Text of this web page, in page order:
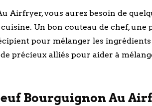
Airfryer, vous aurez besoin de
Un bon couteau de chef, une
pour mélanger les
précieux alliés pour aider à
Bourguignon Au